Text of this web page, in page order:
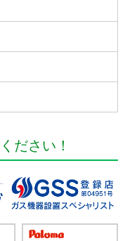
ださい！